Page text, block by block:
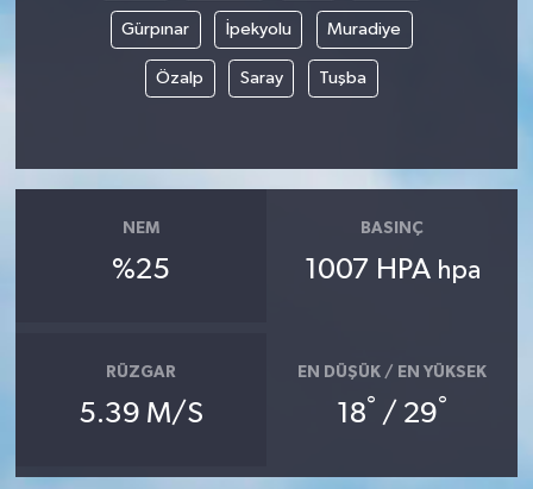
Gürpınar İpekyolu Muradiye
Özalp Saray Tuşba
NEM
%25
BASINÇ
1007 HPA hpa
RÜZGAR
5.39 M/S
EN DÜŞÜK / EN YÜKSEK
18° / 29°